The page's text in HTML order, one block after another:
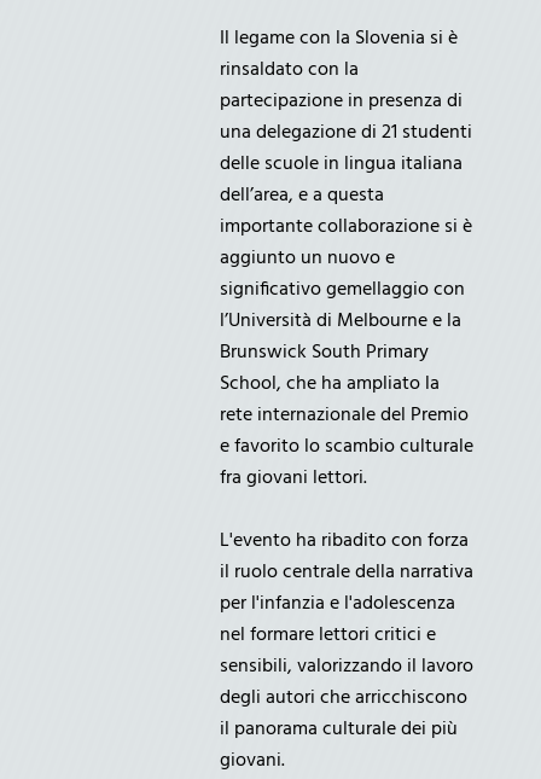
Il legame con la Slovenia si è
rinsaldato con la
partecipazione in presenza di
una delegazione di 21 studenti
delle scuole in lingua italiana
dell’area, e a questa
importante collaborazione si è
aggiunto un nuovo e
significativo gemellaggio con
l’Università di Melbourne e la
Brunswick South Primary
School, che ha ampliato la
rete internazionale del Premio
e favorito lo scambio culturale
fra giovani lettori.
L'evento ha ribadito con forza
il ruolo centrale della narrativa
per l'infanzia e l'adolescenza
nel formare lettori critici e
sensibili, valorizzando il lavoro
degli autori che arricchiscono
il panorama culturale dei più
giovani.